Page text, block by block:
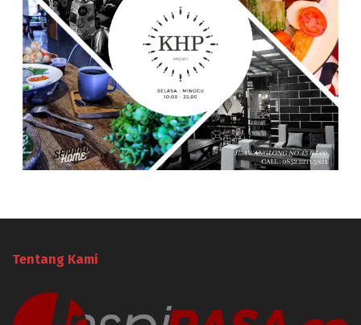
Tentang Kami